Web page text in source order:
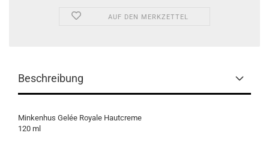
AUF DEN MERKZETTEL
Beschreibung
Minkenhus Gelée Royale Hautcreme
120 ml